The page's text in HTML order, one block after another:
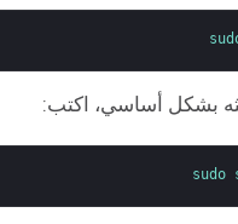
بشكل أساسي، اكتب:
sudo